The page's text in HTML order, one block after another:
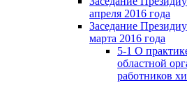
апреля 2016 года
Заседание
марта 2016 года
5-1 О
областной
работников